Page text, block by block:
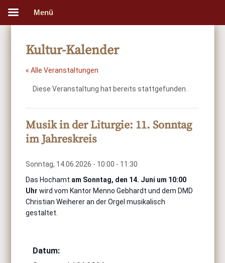
Kultur-Kalender
« Alle Veranstaltungen
Diese Veranstaltung hat bereits stattgefunden.
Musik in der Liturgie: 11. Sonntag
im Jahreskreis
Sonntag, 14.06.2026 - 10:00 - 11:30
Das Hochamt am Sonntag, den 14. Juni um 10:00
Uhr wird vom Kantor Menno Gebhardt und dem DMD
Christian Weiherer an der Orgel musikalisch
gestaltet.
Datum:
Menü